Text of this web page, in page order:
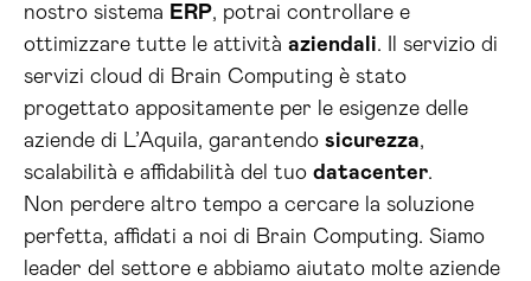
nostro sistema ERP, potrai controllare e
ottimizzare tutte le attività aziendali. Il servizio di
servizi cloud di Brain Computing è stato
progettato appositamente per le esigenze delle
aziende di L’Aquila, garantendo sicurezza,
scalabilità e affidabilità del tuo datacenter.
Non perdere altro tempo a cercare la soluzione
perfetta, affidati a noi di Brain Computing. Siamo
leader del settore e abbiamo aiutato molte aziende